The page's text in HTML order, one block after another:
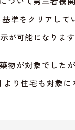
準をクリアし
が可能になります
物が対象でした
り住宅も対象